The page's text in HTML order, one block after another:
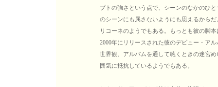
プトの強さという点で、シーンのなかのひ
のシーンにも属さないようにも思えるから
リコーネのようでもある。もっとも彼の脚
2000年にリリースされた彼のデビュー・ア
世界観、アルバムを通して聴くときの迷宮
囲気に抵抗しているようでもある。